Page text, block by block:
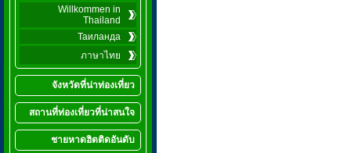
Willkommen in
Thailand
Таиланда
ภาษาไทย
จังหวัดที่น่าท่องเที่ยว
สถานที่ท่องเที่ยวที่น่าสนใจ
ชายหาดฮิตติดอันดับ